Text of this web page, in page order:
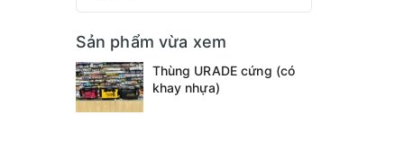
Sản phẩm vừa xem
Thùng URADE cứng (có
khay nhựa)